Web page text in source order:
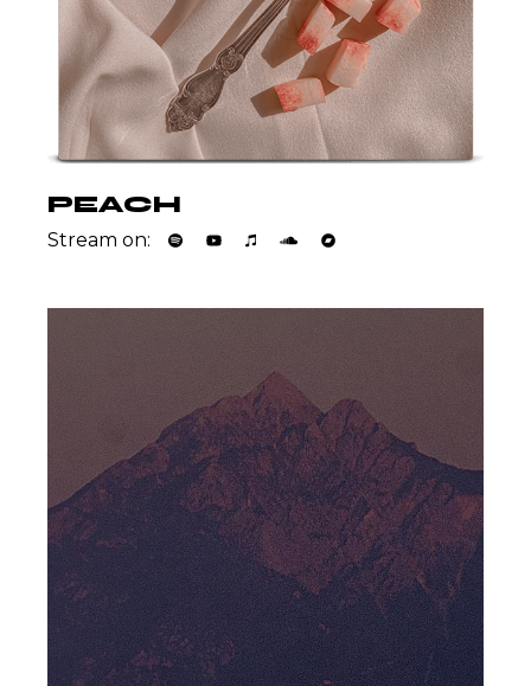
PEACH
Stream on: